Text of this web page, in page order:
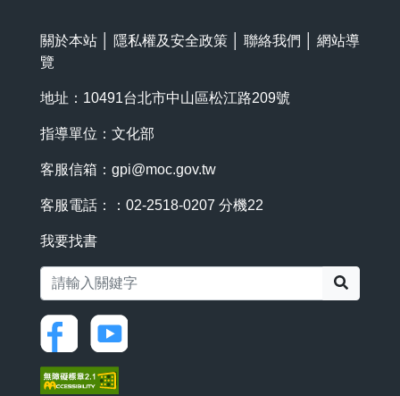
關於本站 隱私權及安全政策 聯絡我們
網站導
覽
地址：10491台北市中山區松江路209號
指導單位：文化部
客服信箱： gpi@moc.gov.tw
客服電話：：02-2518-0207 分機22
我要找書